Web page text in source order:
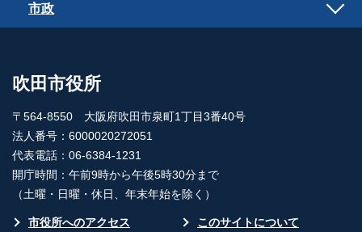
市政
吹田市役所
〒564-8550 大阪府吹田市泉町1丁目3番40号
法人番号：6000020272051
代表電話：06-6384-1231
開庁時間：午前9時から午後5時30分まで
（土曜・日曜・休日、年末年始を除く）
市役所へのアクセス
このサイトについて